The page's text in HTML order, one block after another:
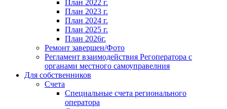
План 2022 г.
План 2023 г.
План 2024 г.
План 2025 г.
План 2026г.
Ремонт завершен/Фото
Регламент взаимодействия Регоператора с
органами местного самоуправелния
Для собственников
Счета
Специальные счета регионального
оператора